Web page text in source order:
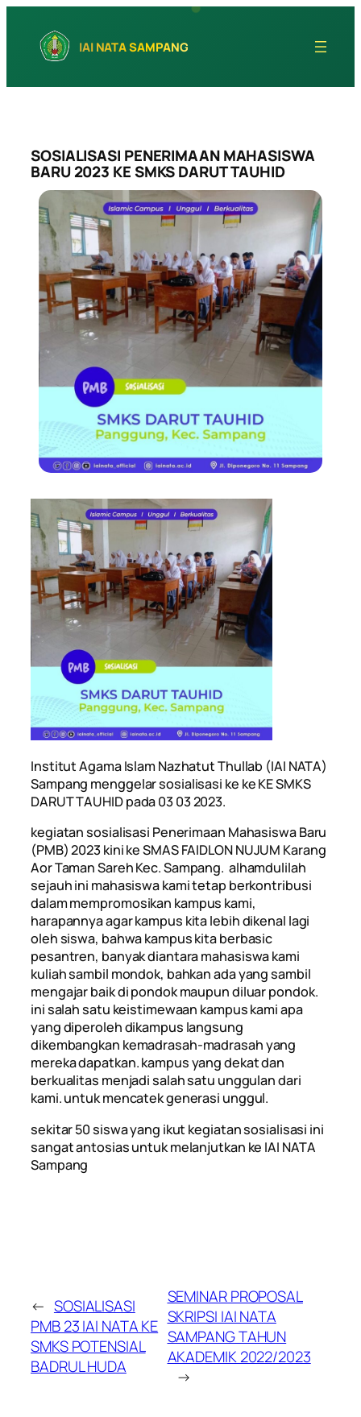
content
IAI NATA SAMPANG
SOSIALISASI PENERIMAAN MAHASISWA
BARU 2023 KE SMKS DARUT TAUHID
Institut Agama Islam Nazhatut Thullab (IAI NATA)
Sampang menggelar sosialisasi ke ke KE SMKS
DARUT TAUHID pada 03 03 2023.
kegiatan sosialisasi Penerimaan Mahasiswa Baru
(PMB) 2023 kini ke SMAS FAIDLON NUJUM Karang
Aor Taman Sareh Kec. Sampang. alhamdulilah
sejauh ini mahasiswa kami tetap berkontribusi
dalam mempromosikan kampus kami,
harapannya agar kampus kita lebih dikenal lagi
oleh siswa, bahwa kampus kita berbasic
pesantren, banyak diantara mahasiswa kami
kuliah sambil mondok, bahkan ada yang sambil
mengajar baik di pondok maupun diluar pondok.
ini salah satu keistimewaan kampus kami apa
yang diperoleh dikampus langsung
dikembangkan kemadrasah-madrasah yang
mereka dapatkan. kampus yang dekat dan
berkualitas menjadi salah satu unggulan dari
kami. untuk mencatek generasi unggul.
sekitar 50 siswa yang ikut kegiatan sosialisasi ini
sangat antosias untuk melanjutkan ke IAI NATA
Sampang
← SOSIALISASI
PMB 23 IAI NATA KE
SMKS POTENSIAL
BADRUL HUDA
SEMINAR PROPOSAL
SKRIPSI IAI NATA
SAMPANG TAHUN
AKADEMIK 2022/2023
→